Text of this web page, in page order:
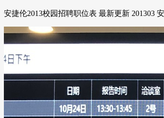
安捷伦2013校园招聘职位表 最新更新 201303